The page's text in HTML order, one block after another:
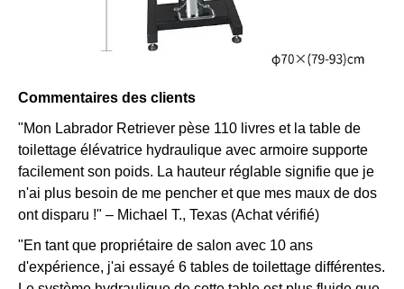
Commentaires des clients
"Mon Labrador Retriever pèse 110 livres et la table de
toilettage élévatrice hydraulique avec armoire supporte
facilement son poids. La hauteur réglable signifie que je
n'ai plus besoin de me pencher et que mes maux de dos
ont disparu !" – Michael T., Texas (Achat vérifié)
"En tant que propriétaire de salon avec 10 ans
d'expérience, j'ai essayé 6 tables de toilettage différentes.